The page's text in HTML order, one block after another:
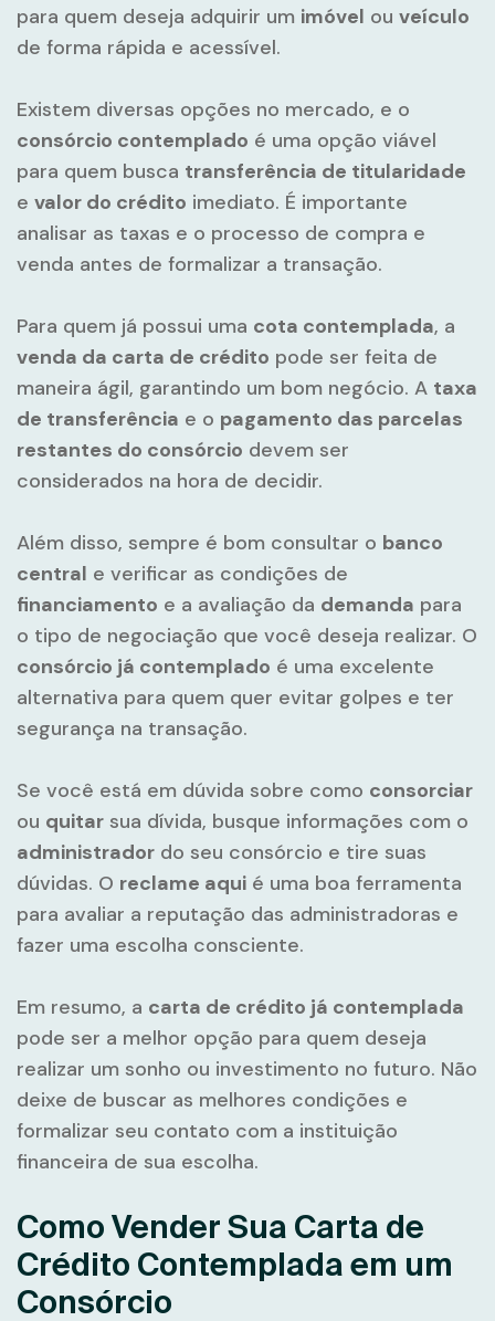
para quem deseja adquirir um imóvel ou veículo
de forma rápida e acessível.
Existem diversas opções no mercado, e o
consórcio contemplado é uma opção viável
para quem busca transferência de titularidade
e valor do crédito imediato. É importante
analisar as taxas e o processo de compra e
venda antes de formalizar a transação.
Para quem já possui uma cota contemplada, a
venda da carta de crédito pode ser feita de
maneira ágil, garantindo um bom negócio. A taxa
de transferência e o pagamento das parcelas
restantes do consórcio devem ser
considerados na hora de decidir.
Além disso, sempre é bom consultar o banco
central e verificar as condições de
financiamento e a avaliação da demanda para
o tipo de negociação que você deseja realizar. O
consórcio já contemplado é uma excelente
alternativa para quem quer evitar golpes e ter
segurança na transação.
Se você está em dúvida sobre como consorciar
ou quitar sua dívida, busque informações com o
administrador do seu consórcio e tire suas
dúvidas. O reclame aqui é uma boa ferramenta
para avaliar a reputação das administradoras e
fazer uma escolha consciente.
Em resumo, a carta de crédito já contemplada
pode ser a melhor opção para quem deseja
realizar um sonho ou investimento no futuro. Não
deixe de buscar as melhores condições e
formalizar seu contato com a instituição
financeira de sua escolha.
Como Vender Sua Carta de
Crédito Contemplada em um
Consórcio